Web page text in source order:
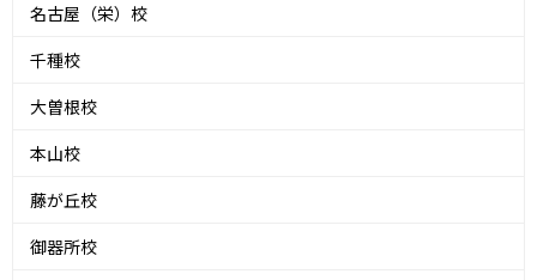
名古屋（栄）校
千種校
大曽根校
本山校
藤が丘校
御器所校